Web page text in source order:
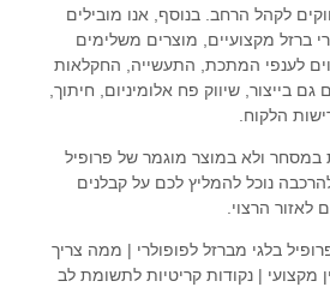
לקהל הרחב. בנוסף, אנו מובילים
ברזל מקצועיים, מוצרים משלימים
לענפי המתכת, התעשייה, החקלאות
גם בייצור, שיווק פח אלומיניום, חיתוך,
הלקוח.
במסחר ולא במוצר מוגמר של פרופיל
נוכל להמליץ לכם על קבלנים
הרצוי.
בלגי מברזל לפופולרי | ממה צריך
מקצועי | נקודות קריטיות לתשומת לב